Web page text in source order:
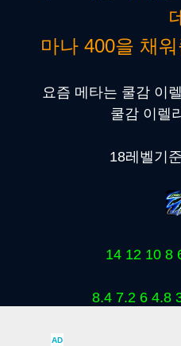
마나 400을 채
요즘 메타는 쿨감 이
쿨감 이렐
18레벨기
14 12 10 8
8.4 7.2 6 4.8
AD